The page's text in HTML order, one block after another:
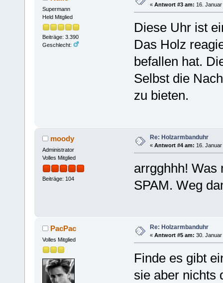
Supermann
Held Mitglied
Beiträge: 3.390
Geschlecht:
« Antwort #3 am: 16.
Diese Uhr ist
Das Holz
befallen hat.
Selbst die
zu bieten.
moody
Administrator
Volles Mitglied
Beiträge: 104
Re: Holzarmbanduhr
« Antwort #4 am: 16.
arrgghhh! Was
SPAM. Weg
PacPac
Volles Mitglied
Re: Holzarmbanduhr
« Antwort #5 am: 30.
Finde es gibt
sie aber nichts